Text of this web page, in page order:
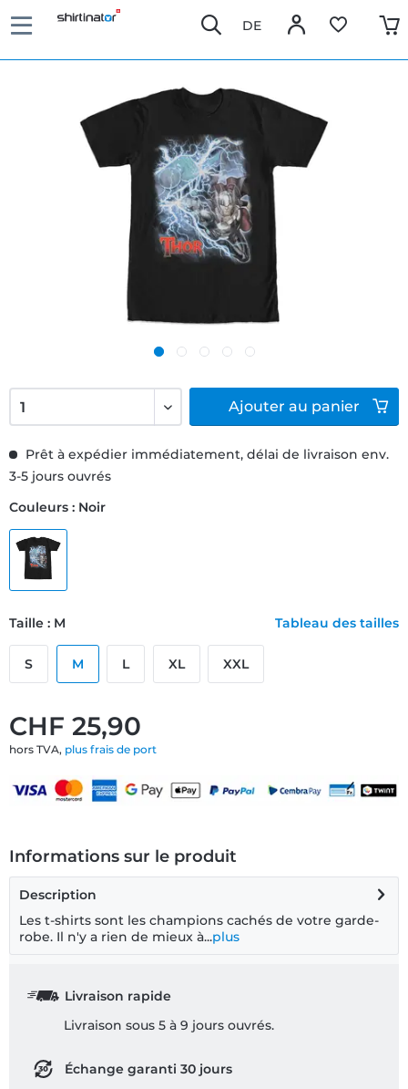
DE
CHF 25,90
hors TVA, plus frais de port
Prêt à expédier immédiatement, délai de livraison env.
3-5 jours ouvrés
Couleurs : Noir
Taille : M Tableau des tailles
S M L XL XXL
Ajouter au panier
Informations sur le produit
Description
Les t-shirts sont les champions cachés de votre garde-
robe. Il n'y a rien de mieux à...plus
Livraison rapide
Livraison sous 5 à 9 jours ouvrés.
Échange garanti 30 jours